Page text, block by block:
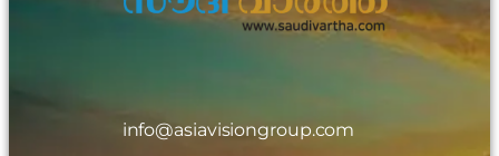
info@asiavisiongroup.com